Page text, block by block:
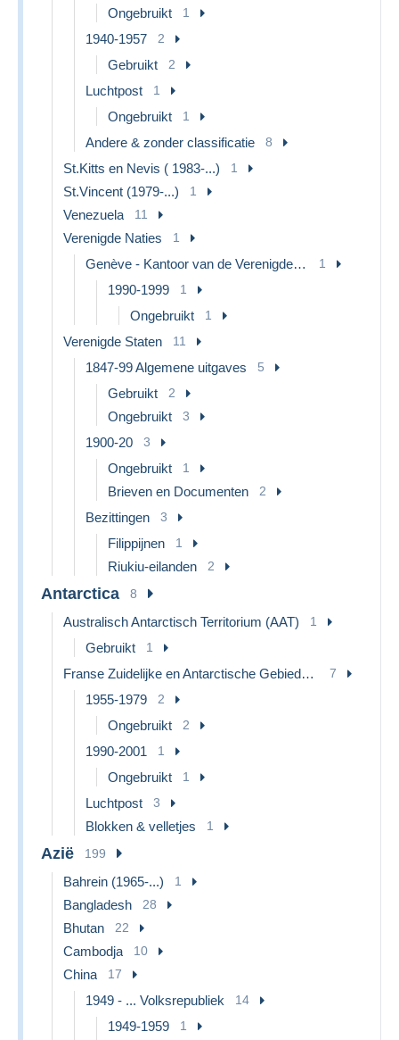
Ongebruikt 1
1940-1957 2
Gebruikt 2
Luchtpost 1
Ongebruikt 1
Andere & zonder classificatie 8
St.Kitts en Nevis ( 1983-...) 1
St.Vincent (1979-...) 1
Venezuela 11
Verenigde Naties 1
Genève - Kantoor van de Verenigde Naties 1
1990-1999 1
Ongebruikt 1
Verenigde Staten 11
1847-99 Algemene uitgaves 5
Gebruikt 2
Ongebruikt 3
1900-20 3
Ongebruikt 1
Brieven en Documenten 2
Bezittingen 3
Filippijnen 1
Riukiu-eilanden 2
Antarctica 8
Australisch Antarctisch Territorium (AAT) 1
Gebruikt 1
Franse Zuidelijke en Antarctische Gebieden (TAAF) 7
1955-1979 2
Ongebruikt 2
1990-2001 1
Ongebruikt 1
Luchtpost 3
Blokken & velletjes 1
Azië 199
Bahrein (1965-...) 1
Bangladesh 28
Bhutan 22
Cambodja 10
China 17
1949 - ... Volksrepubliek 14
1949-1959 1